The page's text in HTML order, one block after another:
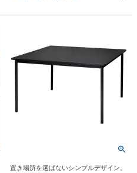
置き場所を選ばないシンプルデザイン。